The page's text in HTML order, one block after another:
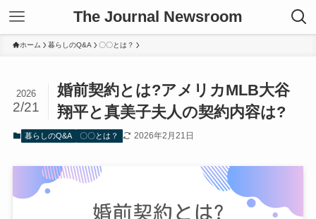
The Journal Newsroom
ホーム 暮らしのQ&A 〇〇とは？
婚前契約とは?アメリカMLB大谷
翔平と真美子夫人の契約内容は?
2026
2/21
暮らしのQ&A 〇〇とは？ 2026年2月21日